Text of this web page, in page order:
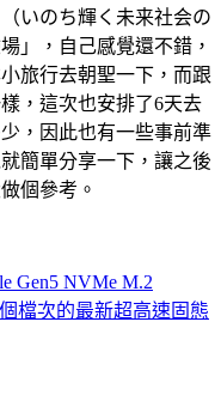
いのち輝く未来社会の
」，自己感覺還不錯，
旅行去朝聖一下，而跟
，這次也安排了6天去
，因此也有一些事前準
簡單分享一下，讓之後
個參考。
Gen5 NVMe M.2
檔次的最新超高速固態